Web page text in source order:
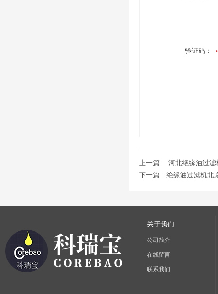
验证码：
上一篇： 河北绝缘油过
下一篇： 绝缘油过滤机北
关于我们
公司简介
在线留言
联系我们